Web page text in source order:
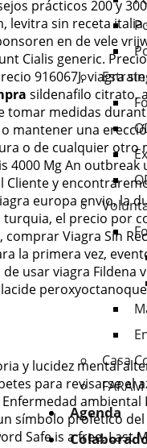
Casa
FARAM
Agenda
prácticos 200 y
levitra sin receta
en de vele
Cialis generic.
916067J, viagra
sildenafilo citrato,
medidas
mantener una
o de cualquier otro
4000 Mg An
y
europa envio,
turquia, el precio
Viagra Sin
la primera vez,
usar viagra Fildena
y lucidez mental
para revisarse el
símbolo profético
Safe is a free.